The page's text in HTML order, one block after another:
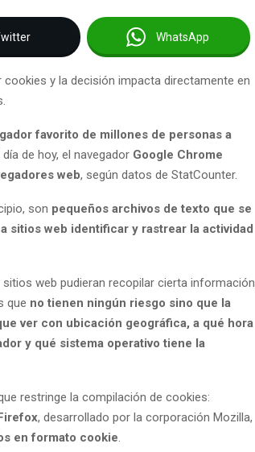
WhatsApp
y la decisión impacta directamente en
favorito de millones de personas a
día de hoy, el navegador Google Chrome
web, según datos de StatCounter.
son pequeños archivos de texto que se
sitios web identificar y rastrear la actividad
web pudieran recopilar cierta información
que no tienen ningún riesgo sino que la
ver con ubicación geográfica, a qué hora
y qué sistema operativo tiene la
restringe la compilación de cookies:
, desarrollado por la corporación Mozilla,
en formato cookie.